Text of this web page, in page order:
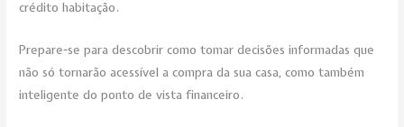
crédito habitação.
Prepare-se para descobrir como tomar decisões informadas que
não só tornarão acessível a compra da sua casa, como também
inteligente do ponto de vista financeiro.